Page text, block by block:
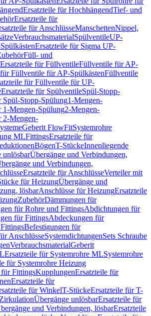
Ersatzteile für HochhängendTief- und
Ersatzteile für
für AnschlüsseManschettenNippel,
VerbrauchsmaterialSpülventileUP-
Ersatzteile für Sigma UP-
Füll- und
Ersatzteile für FüllventileFüllventile für AP-
Füllventile für AP-SpülkästenFüllventile
für Füllventile für UP-
Ersatzteile für SpülventileSpül-Stopp-
Spül-Stopp-Spülung1-Mengen-
1-Mengen-Spülung2-Mengen-
2-Mengen-
Geberit FlowFitSystemrohre
MLFittingsErsatzteile für
BögenT-StückeInnenliegende
unlösbarÜbergänge und Verbindungen,
und Verbindungen,
Ersatzteile für AnschlüsseVerteiler mit
für HeizungÜbergänge und
lösbarAnschlüsse für HeizungErsatzteile
ZubehörDämmungen für
für Rohre und FittingsAbdichtungen für
für FittingsAbdeckungen für
Befestigungen für
AnschlüsseSystemdichtungenSets Schraube
VerbrauchsmaterialGeberit
Ersatzteile für Systemrohre MLSystemrohre
für Systemrohre Heizung
FittingsKupplungenErsatzteile für
Ersatzteile für
für WinkelT-StückeErsatzteile für T-
Übergänge unlösbarErsatzteile für
und Verbindungen, lösbarErsatzteile